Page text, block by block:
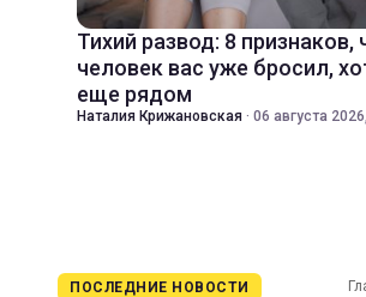
Тихий развод: 8 признаков,
человек вас уже бросил,
еще рядом
Наталия Крижановская · 06 августа
ПОСЛЕДНИЕ НОВОСТИ